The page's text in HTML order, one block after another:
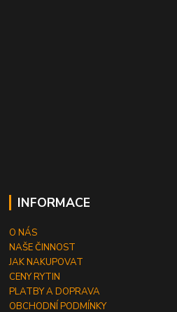
INFORMACE
O NÁS
NAŠE ČINNOST
JAK NAKUPOVAT
CENY RYTIN
PLATBY A DOPRAVA
OBCHODNÍ PODMÍNKY